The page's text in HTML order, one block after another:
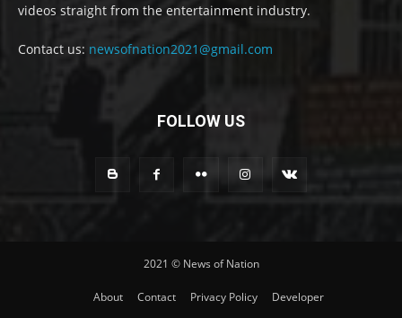
videos straight from the entertainment industry.
Contact us: newsofnation2021@gmail.com
FOLLOW US
2021 © News of Nation
About Contact Privacy Policy Developer